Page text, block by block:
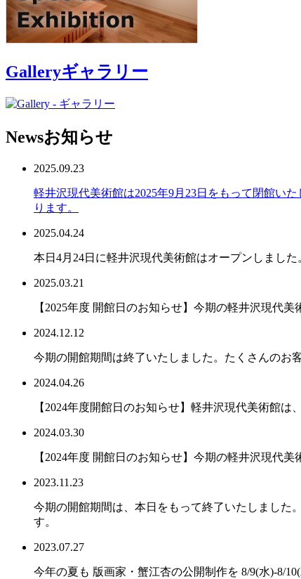
Galleryギャラリー
Newsお知らせ
2025.09.23
軽井沢現代美術館は2025年9月23日をもって閉館い
ります。
2025.04.24
本日4月24日に軽井沢現代美術館はオープンしまし
2025.03.21
【2025年度 開館日のお知らせ】今期の軽井沢現代
2024.12.12
今期の開館期間は終了いたしました。たくさんのお
2024.04.26
【2024年度開館日のお知らせ】軽井沢現代美術館
2024.03.30
【2024年度 開館日のお知らせ】今期の軽井沢現代
2023.11.23
今期の開館期間は、本日をもって終了いたしました
す。
2023.07.27
今年の夏も 版画家・蟹江杏の公開制作を 8/9(水)-8/